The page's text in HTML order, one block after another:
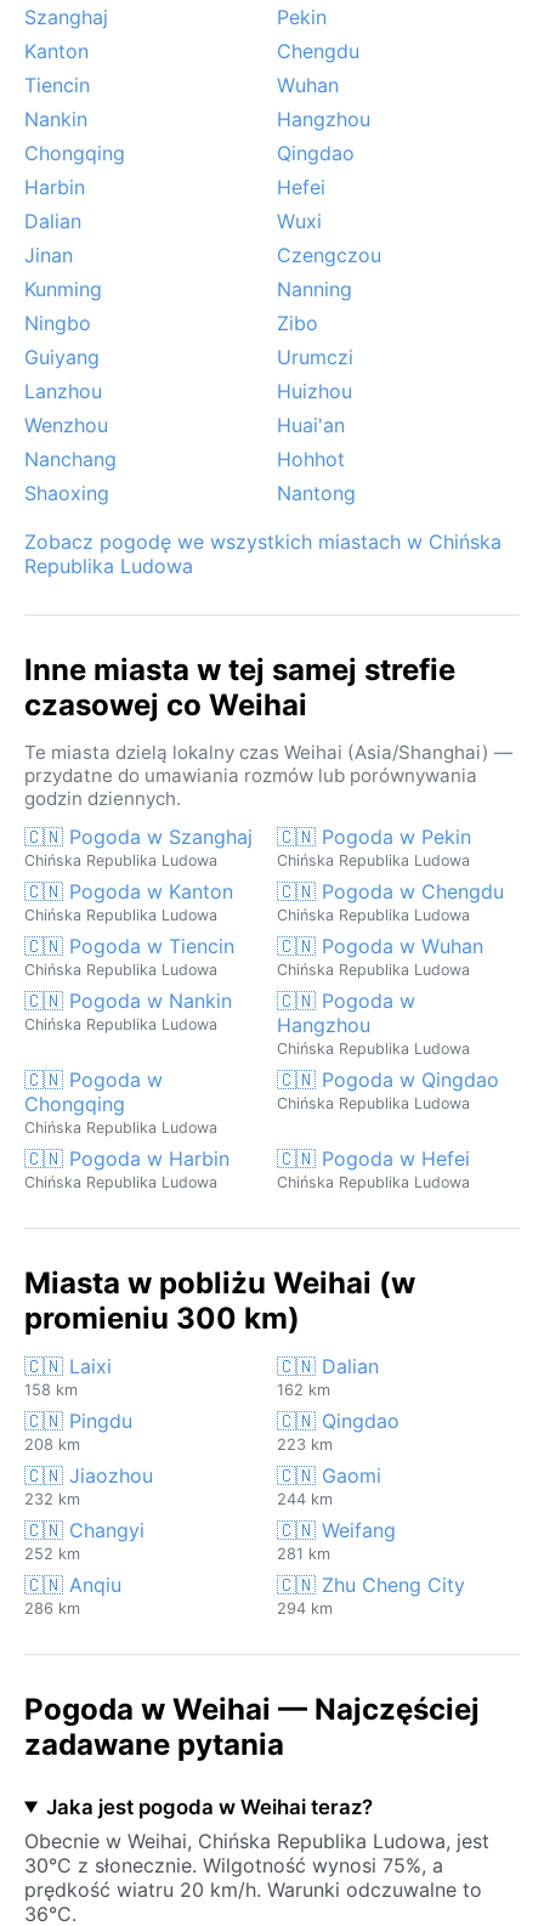
Szanghaj
Pekin
Kanton
Chengdu
Tiencin
Wuhan
Nankin
Hangzhou
Chongqing
Qingdao
Harbin
Hefei
Dalian
Wuxi
Jinan
Czengczou
Kunming
Nanning
Ningbo
Zibo
Guiyang
Urumczi
Lanzhou
Huizhou
Wenzhou
Huai'an
Nanchang
Hohhot
Shaoxing
Nantong
Zobacz pogodę we wszystkich miastach w Chińska
Republika Ludowa
Inne miasta w tej samej strefie
czasowej co Weihai
Te miasta dzielą lokalny czas Weihai (Asia/Shanghai) —
przydatne do umawiania rozmów lub porównywania
godzin dziennych.
🇨🇳 Pogoda w Szanghaj
Chińska Republika Ludowa
🇨🇳 Pogoda w Pekin
Chińska Republika Ludowa
🇨🇳 Pogoda w Kanton
Chińska Republika Ludowa
🇨🇳 Pogoda w Chengdu
Chińska Republika Ludowa
🇨🇳 Pogoda w Tiencin
Chińska Republika Ludowa
🇨🇳 Pogoda w Wuhan
Chińska Republika Ludowa
🇨🇳 Pogoda w Nankin
Chińska Republika Ludowa
🇨🇳 Pogoda w
Hangzhou
Chińska Republika Ludowa
🇨🇳 Pogoda w
Chongqing
Chińska Republika Ludowa
🇨🇳 Pogoda w Qingdao
Chińska Republika Ludowa
🇨🇳 Pogoda w Harbin
Chińska Republika Ludowa
🇨🇳 Pogoda w Hefei
Chińska Republika Ludowa
Miasta w pobliżu Weihai (w
promieniu 300 km)
🇨🇳 Laixi
158 km
🇨🇳 Dalian
162 km
🇨🇳 Pingdu
208 km
🇨🇳 Qingdao
223 km
🇨🇳 Jiaozhou
232 km
🇨🇳 Gaomi
244 km
🇨🇳 Changyi
252 km
🇨🇳 Weifang
281 km
🇨🇳 Anqiu
286 km
🇨🇳 Zhu Cheng City
294 km
Pogoda w Weihai — Najczęściej
zadawane pytania
Jaka jest pogoda w Weihai teraz?
Obecnie w Weihai, Chińska Republika Ludowa, jest
30°C z słonecznie. Wilgotność wynosi 75%, a
prędkość wiatru 20 km/h. Warunki odczuwalne to
36°C.